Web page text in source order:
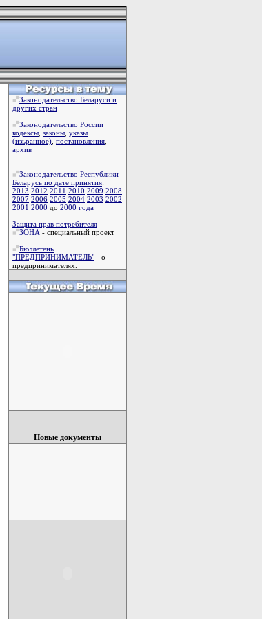
Законодательство Беларуси и
других стран
Законодательство России
кодексы законы указы
(изьранное) постановления
архив
Законодательство Республики
Беларусь по дате принятия:
2013 2012 2011 2010 2009 2008
2007 2006 2005 2004 2003 2002
2001 2000 до 2000 года
Защита прав потребителя
ЗОНА - специальный проект
Бюллетень
"ПРЕДПРИНИМАТЕЛЬ" - о
предпринимателях.
Новые документы